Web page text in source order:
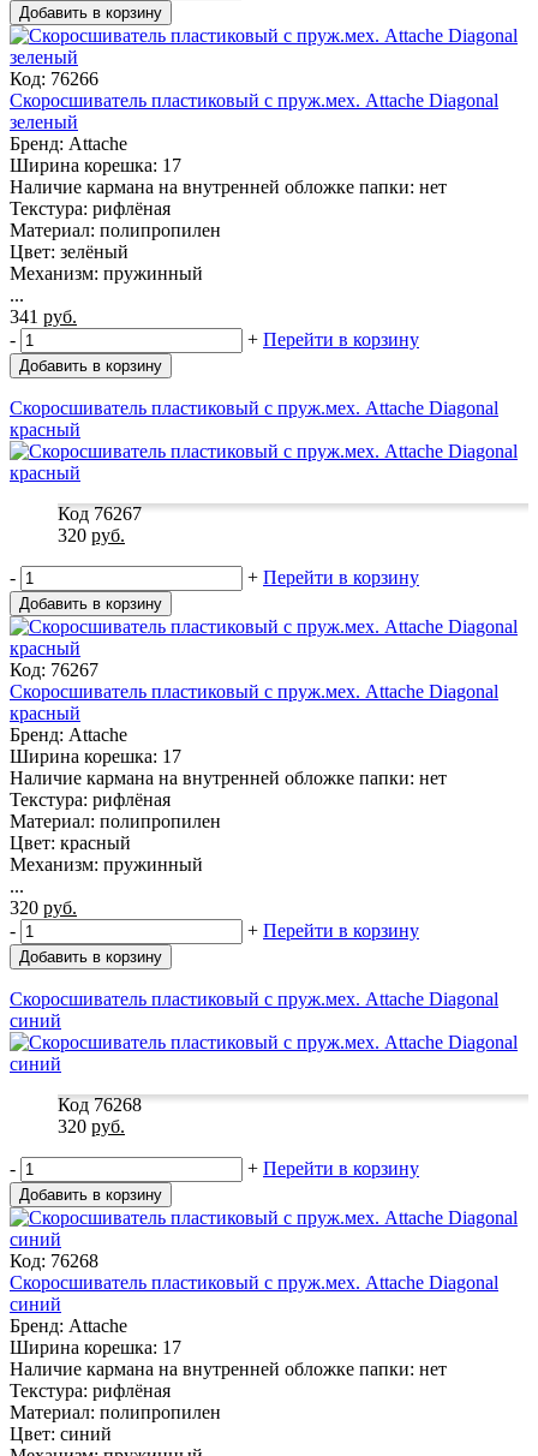
Добавить в корзину
Код: 76266
Скоросшиватель пластиковый с пруж.мех. Attache Diagonal
зеленый
Бренд: Attache
Ширина корешка: 17
Наличие кармана на внутренней обложке папки: нет
Текстура: рифлёная
Материал: полипропилен
Цвет: зелёный
Механизм: пружинный
...
341 руб.
-
+ Перейти в корзину
Добавить в корзину
Скоросшиватель пластиковый с пруж.мех. Attache Diagonal
красный
Код 76267
320 руб.
- + Перейти в корзину
Добавить в корзину
Код: 76267
Скоросшиватель пластиковый с пруж.мех. Attache Diagonal
красный
Бренд: Attache
Ширина корешка: 17
Наличие кармана на внутренней обложке папки: нет
Текстура: рифлёная
Материал: полипропилен
Цвет: красный
Механизм: пружинный
...
320 руб.
-
+ Перейти в корзину
Добавить в корзину
Скоросшиватель пластиковый с пруж.мех. Attache Diagonal
синий
Код 76268
320 руб.
- + Перейти в корзину
Добавить в корзину
Код: 76268
Скоросшиватель пластиковый с пруж.мех. Attache Diagonal
синий
Бренд: Attache
Ширина корешка: 17
Наличие кармана на внутренней обложке папки: нет
Текстура: рифлёная
Материал: полипропилен
Цвет: синий